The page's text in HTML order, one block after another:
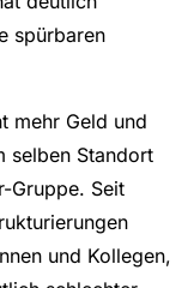
spürbaren
mehr Geld und
selben Standort
Gruppe. Seit
und Kollegen,